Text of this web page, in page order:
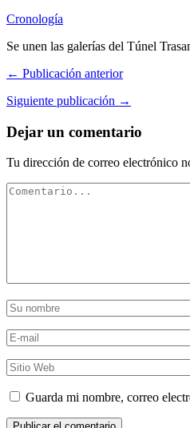
Cronología
Se unen las galerías del Túnel
← Publicación anterior
Siguiente publicación →
Dejar un comentario
Tu dirección de correo electrónico
Guarda mi nombre, correo